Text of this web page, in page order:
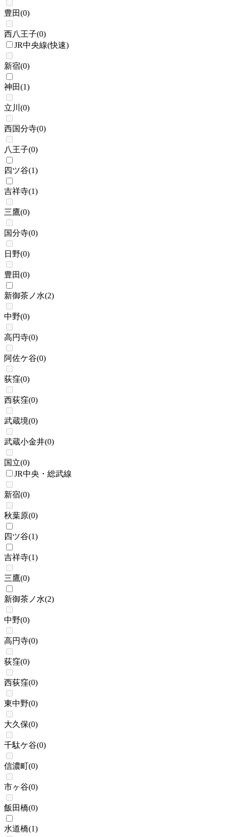
豊田(0)
西八王子(0)
JR中央線(快速)
新宿(0)
神田(1)
立川 (0)
西国分寺(0)
八王子(0)
四ツ谷(1)
吉祥寺(1)
三鷹(0)
国分寺(0)
日野(0)
豊田(0)
新御茶ノ水(2)
中野(0)
高円寺(0)
阿佐ケ谷(0)
荻窪(0)
西荻窪(0)
武蔵境(0)
武蔵小金井(0)
国立(0)
JR中央・総武線
新宿(0)
秋葉原(0)
四ツ谷(1)
吉祥寺(1)
三鷹(0)
新御茶ノ水(2)
中野(0)
高円寺(0)
荻窪(0)
西荻窪(0)
東中野(0)
大久保(0)
千駄ケ谷(0)
信濃町(0)
市ヶ谷(0)
飯田橋(0)
水道橋(1)